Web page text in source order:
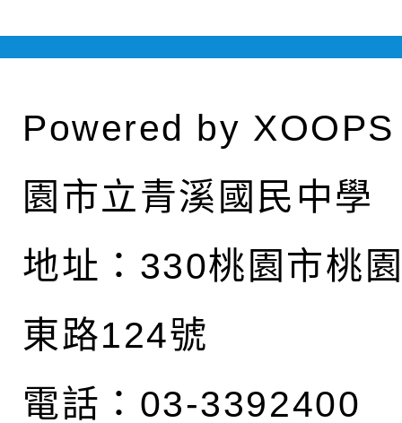
Powered by XOOPS
園市立青溪國民中學
地址： 330桃園市桃
東路124號
電話：03-3392400